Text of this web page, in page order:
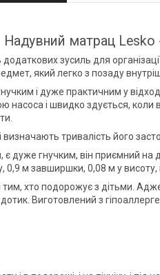
Надувний матрац
додаткових зусиль для
який легко з позаду
і дуже практичним у
насоса і швидко здується,
визначають тривалість його
дуже гнучким, він приємний на
0,9 м завширшки, 0,08 м у
хто подорожує з дітьми.
Виготовлений з